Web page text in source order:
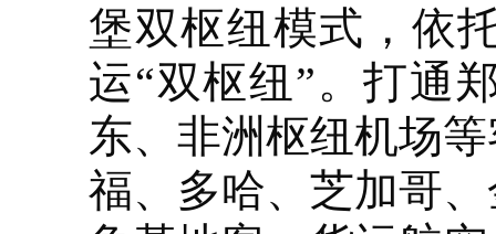
堡双枢纽模式，依
运“双枢纽”。打通
东、非洲枢纽机场
福、多哈、芝加哥